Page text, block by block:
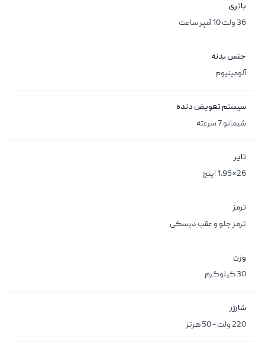
باتری
36 ولت 10 آمپر ساعت
جنس بدنه
آلومینیوم
سیستم تعویض دنده
شیمانو 7 سرعته
تایر
26*1.95 اینچ
ترمز
ترمز جلو و عقب دیسکی
وزن
30 کیلوگرم
شارژر
220 ولت - 50 هرتز